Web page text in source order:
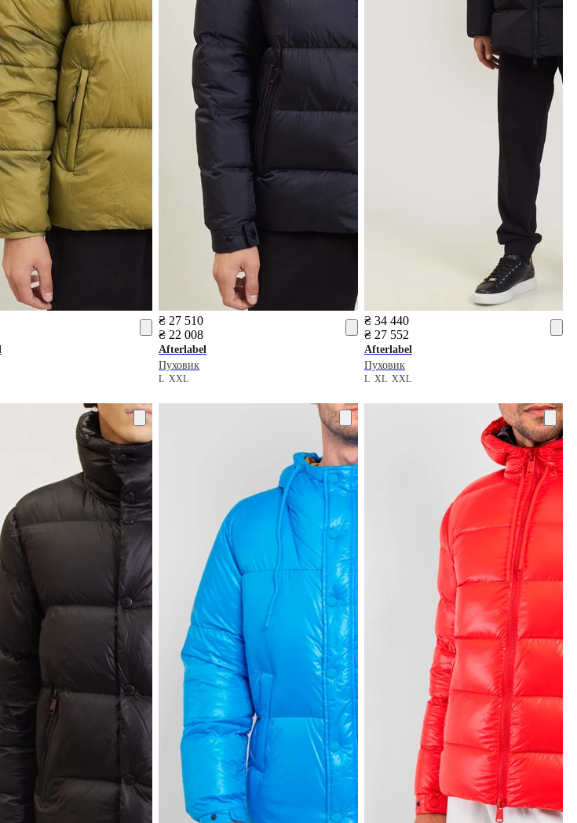
₴ 27 510
₴ 22 008
Afterlabel
Пуховик
LXXL
₴ 34 440
₴ 27 552
Afterlabel
Пуховик
L XL XXL